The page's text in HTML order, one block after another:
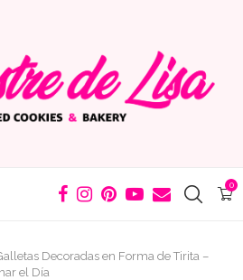
0
Decoradas en Forma de Tirita –
el Día